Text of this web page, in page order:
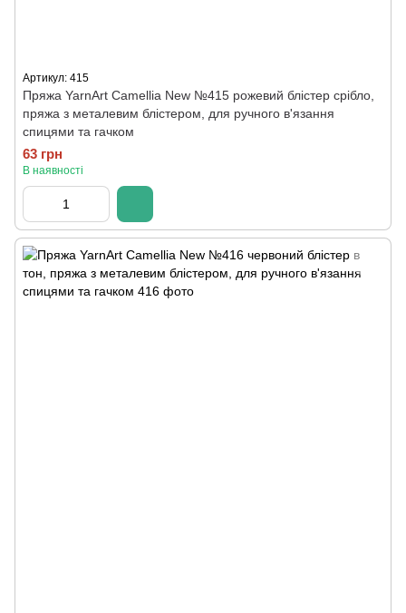
Артикул: 415
Пряжа YarnArt Camellia New №415 рожевий блістер срібло,
пряжа з металевим блістером, для ручного в'язання
спицями та гачком
63 грн
В наявності